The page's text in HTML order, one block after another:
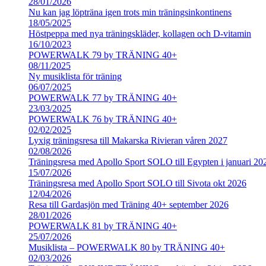
Nu kan jag löpträna igen trots min träningsinkontinens
18/05/2025
Höstpeppa med nya träningskläder, kollagen och D-vitamin
16/10/2023
POWERWALK 79 by TRÄNING 40+
08/11/2025
Ny musiklista för träning
06/07/2025
POWERWALK 77 by TRÄNING 40+
23/03/2025
POWERWALK 76 by TRÄNING 40+
02/02/2025
Lyxig träningsresa till Makarska Rivieran våren 2027
02/08/2026
Träningsresa med Apollo Sport SOLO till Egypten i januari
15/07/2026
Träningsresa med Apollo Sport SOLO till Sivota okt 2026
12/04/2026
Resa till Gardasjön med Träning 40+ september 2026
28/01/2026
POWERWALK 81 by TRÄNING 40+
25/07/2026
Musiklista – POWERWALK 80 by TRÄNING 40+
02/03/2026